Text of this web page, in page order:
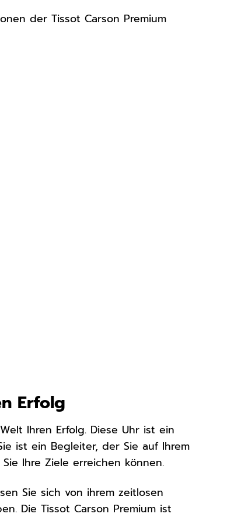
der Tissot Carson Premium
Erfolg
Ihren Erfolg. Diese Uhr ist ein
ist ein Begleiter, der Sie auf Ihrem
Ihre Ziele erreichen können.
Sie sich von ihrem zeitlosen
Die Tissot Carson Premium ist